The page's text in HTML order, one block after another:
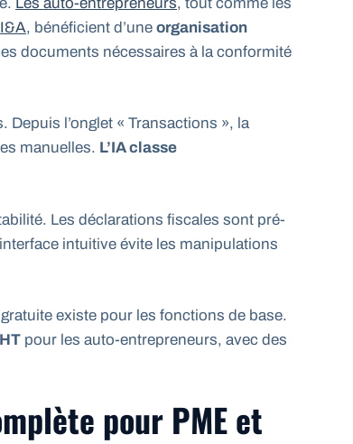
, bénéficient d’une organisation
documents nécessaires à la conformité
Depuis l’onglet « Transactions », la
manuelles. L’IA classe
Les déclarations fiscales sont pré-
intuitive évite les manipulations
existe pour les fonctions de base.
pour les auto-entrepreneurs, avec des
pour PME et